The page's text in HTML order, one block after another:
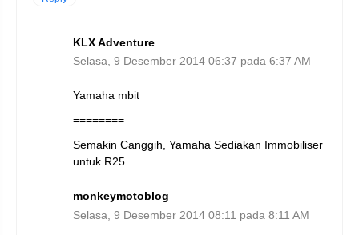
KLX Adventure
Selasa, 9 Desember 2014 06:37 pada 6:37 AM
Yamaha mbit
========
Semakin Canggih, Yamaha Sediakan Immobiliser
untuk R25
monkeymotoblog
Selasa, 9 Desember 2014 08:11 pada 8:11 AM